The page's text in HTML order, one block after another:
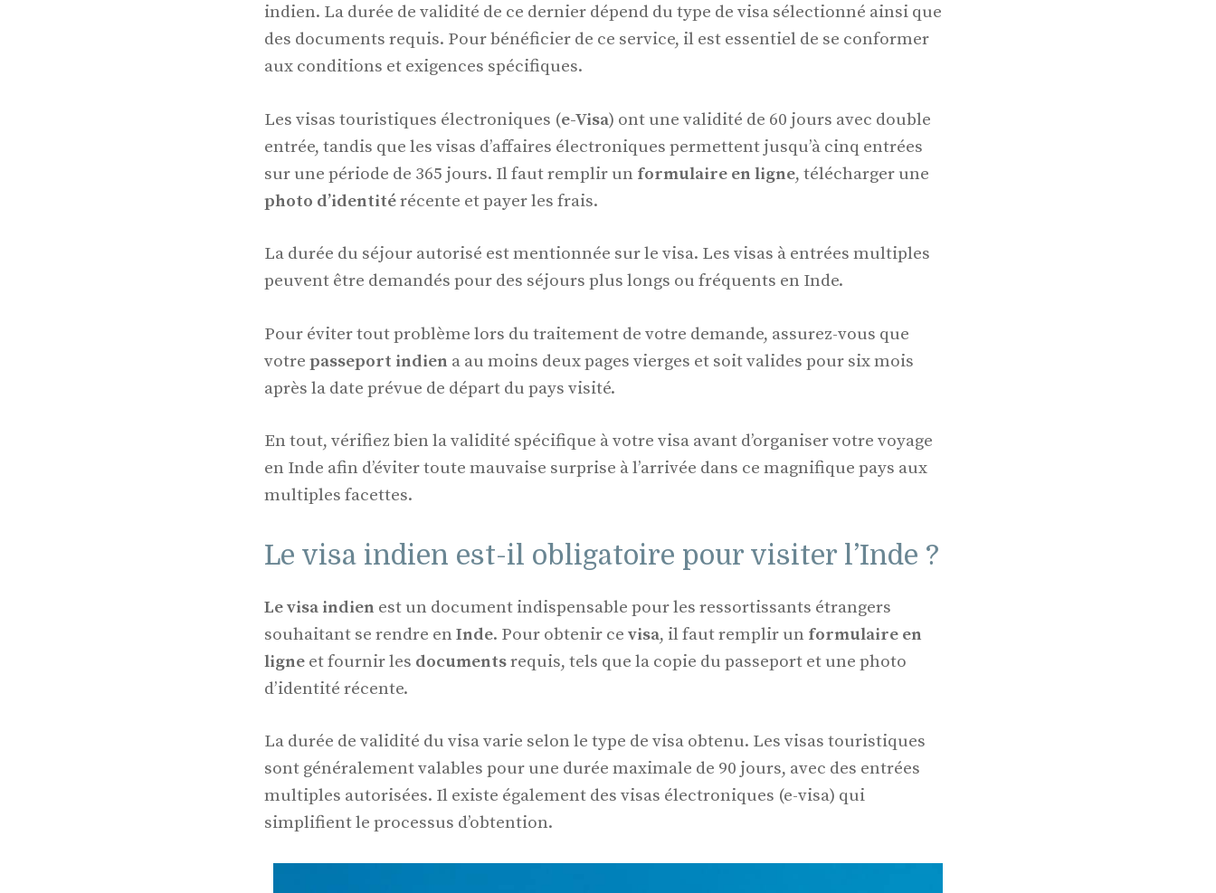
indien. La durée de validité de ce dernier dépend du type de visa sélectionné ainsi que
des documents requis. Pour bénéficier de ce service, il est essentiel de se conformer
aux conditions et exigences spécifiques.
Les visas touristiques électroniques (e-Visa) ont une validité de 60 jours avec double
entrée, tandis que les visas d’affaires électroniques permettent jusqu’à cinq entrées
sur une période de 365 jours. Il faut remplir un formulaire en ligne, télécharger une
photo d’identitérécente et payer les frais.
La durée du séjour autorisé est mentionnée sur le visa. Les visas à entrées multiples
peuvent être demandés pour des séjours plus longs ou fréquents en Inde.
Pour éviter tout problème lors du traitement de votre demande, assurez-vous que
votre passeport indien a au moins deux pages vierges et soit valides pour six mois
après la date prévue de départ du pays visité.
En tout, vérifiez bien la validité spécifique à votre visa avant d’organiser votre voyage
en Inde afin d’éviter toute mauvaise surprise à l’arrivée dans ce magnifique pays aux
multiples facettes.
Le visa indien est-il obligatoire pour visiter l’Inde ?
Le visa indien est un document indispensable pour les ressortissants étrangers
souhaitant se rendre en Inde. Pour obtenir ce visa, il faut remplir un formulaire en
ligne et fournir les documentsrequis, tels que la copie du passeport et une photo
d’identité récente.
La durée de validité du visa varie selon le type de visa obtenu. Les visas touristiques
sont généralement valables pour une durée maximale de 90 jours, avec des entrées
multiples autorisées. Il existe également des visas électroniques (e-visa) qui
simplifient le processus d’obtention.